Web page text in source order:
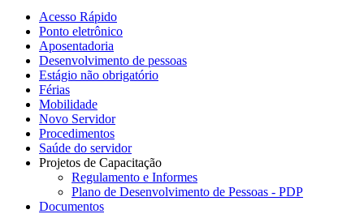
Acesso Rápido
Ponto eletrônico
Aposentadoria
Desenvolvimento de pessoas
Estágio não obrigatório
Férias
Mobilidade
Novo Servidor
Procedimentos
Saúde do servidor
Projetos de Capacitação
Regulamento e Informes
Plano de Desenvolvimento de Pessoas - PDP
Documentos